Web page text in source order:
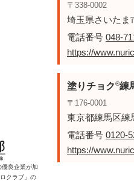
〒338-0002
埼玉県さいたま
電話番号 048-
https://
塗りチョク®練
〒176-0001
東京都練馬区
電話番号 0120-
https://
良企業が加
クラブ」の